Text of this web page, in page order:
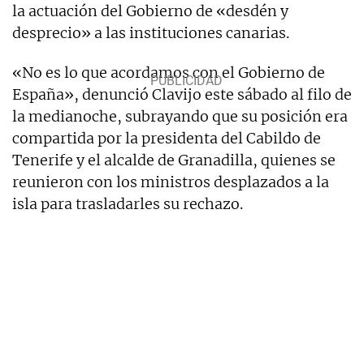
la actuación del Gobierno de «desdén y
desprecio» a las instituciones canarias.
«No es lo que acordamos con el Gobierno de
España», denunció Clavijo este sábado al filo de
la medianoche, subrayando que su posición era
compartida por la presidenta del Cabildo de
Tenerife y el alcalde de Granadilla, quienes se
reunieron con los ministros desplazados a la
isla para trasladarles su rechazo.